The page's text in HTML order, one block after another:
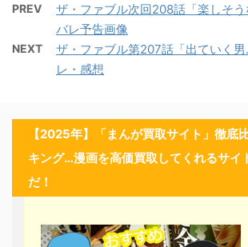
PREV
ザ・ファブル次回208話「楽しそ
バレ予告画像
NEXT
ザ・ファブル第207話「出ていく
レ・感想
【2025年】「まんが買取サイト」徹底
キング…漫画を高価買取してくれるサイ
だ！